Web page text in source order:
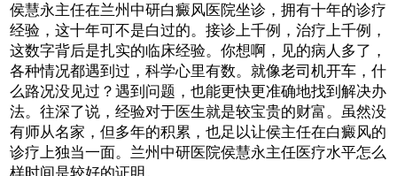
侯慧永主任在兰州中研白癜风医院坐诊，拥有十年的诊疗
经验，这十年可不是白过的。接诊上千例，治疗上千例，
这数字背后是扎实的临床经验。你想啊，见的病人多了，
各种情况都遇到过，科学心里有数。就像老司机开车，什
么路况没见过？遇到问题，也能更快更准确地找到解决办
法。往深了说，经验对于医生就是较宝贵的财富。虽然没
有师从名家，但多年的积累，也足以让侯主任在白癜风的
诊疗上独当一面。兰州中研医院侯慧永主任医疗水平怎么
样时间是较好的证明。